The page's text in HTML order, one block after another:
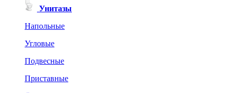
Унитазы
Напольные
Угловые
Подвесные
Приставные